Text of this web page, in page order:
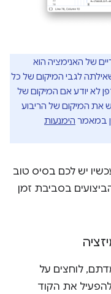
של האנימציה הוא
לגבי המיקום של כל
לא יודע אם המיקום של
את המיקום של הריבוע
במאמר הימנעות
יש לכם בסיס טוב
בסביבת זמן
לוחצים על
את הקוד